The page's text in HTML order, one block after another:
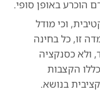
הוכרע באופן סופי.
וכי מודל
זו, כל בחינה
ולא כסנקציה
הקצבות
בנושא.